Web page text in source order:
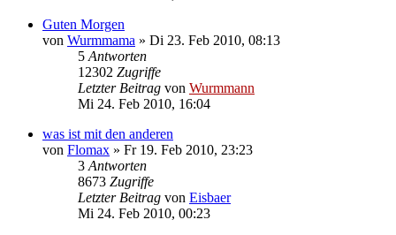
Guten Morgen
von Wurmmama » Di 23. Feb 2010, 08:13
5 Antworten
12302 Zugriffe
Letzter Beitrag von Wurmmann
Mi 24. Feb 2010, 16:04
was ist mit den anderen
von Flomax » Fr 19. Feb 2010, 23:23
3 Antworten
8673 Zugriffe
Letzter Beitrag von Eisbaer
Mi 24. Feb 2010, 00:23